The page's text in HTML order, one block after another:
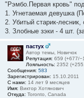
"Рэмбо.Первая кровь"
1. Угнетаемая девушка
2. Убитый старик-лесник,
3. Злобные зэки - 4 шт.
пастух
Автор темы, Новичок
Репутация: 659 (+677/
Лояльность: 2352
Сообщения: 583
Зарегистрирован: 15.10.2011
С нами: 14 лет 9 месяцев
Имя: Виктор Хотянович
Откуда: Toronto, Canada